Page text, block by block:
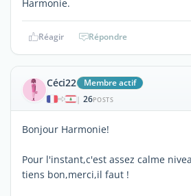
Harmonie.
Réagir Répondre
Céci22 Membre actif
| 26POSTS
Bonjour Harmonie!
Pour l'instant,c'est assez calme
tiens bon,merci,il faut !